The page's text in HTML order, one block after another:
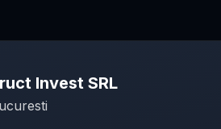
Invest SRL